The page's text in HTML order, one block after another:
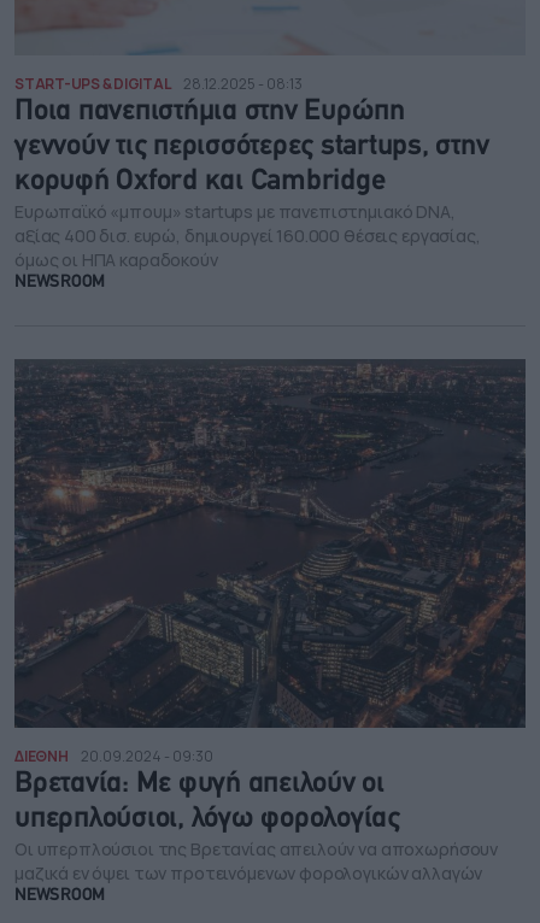
START-UPS & DIGITAL 28.12.2025 - 08:13
Ποια πανεπιστήμια στην Ευρώπη
γεννούν τις περισσότερες startups, στην
κορυφή Oxford και Cambridge
Ευρωπαϊκό «μπουμ» startups με πανεπιστημιακό DNA,
αξίας 400 δισ. ευρώ, δημιουργεί 160.000 θέσεις εργασίας,
όμως οι ΗΠΑ καραδοκούν
NEWSROOM
ΔΙΕΘΝΗ 20.09.2024 - 09:30
Βρετανία: Με φυγή απειλούν οι
υπερπλούσιοι, λόγω φορολογίας
Οι υπερπλούσιοι της Βρετανίας απειλούν να αποχωρήσουν
μαζικά εν όψει των προτεινόμενων φορολογικών αλλαγών
NEWSROOM